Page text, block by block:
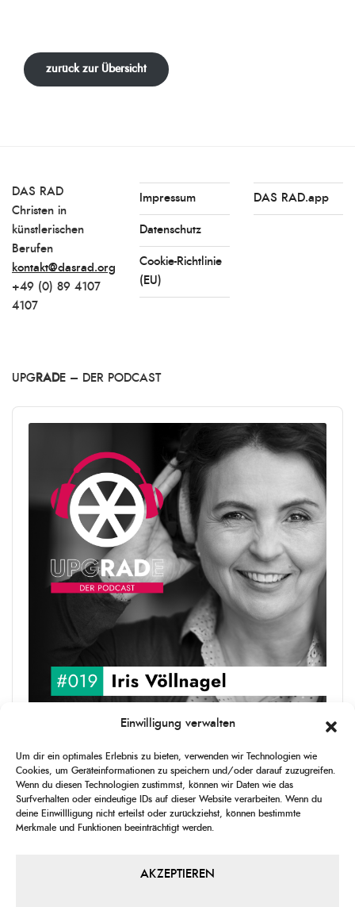
Einwilligung verwalten
Um dir ein optimales Erlebnis zu bieten, verwenden wir Technologien wie
Cookies, um Geräteinformationen zu speichern und/oder darauf zuzugreifen.
Wenn du diesen Technologien zustimmst, können wir Daten wie das
Surfverhalten oder eindeutige IDs auf dieser Website verarbeiten. Wenn du
deine Einwillligung nicht erteilst oder zurückziehst, können bestimmte
Merkmale und Funktionen beeinträchtigt werden.
AKZEPTIEREN
zurück zur Übersicht
DAS RAD
Christen in
künstlerischen
Berufen
kontakt@dasrad.org
+49 (0) 89 4107
4107
Impressum
Datenschutz
Cookie-Richtlinie
(EU)
DAS RAD.app
UPG RADE – DER PODCAST
Audio
Player
Iris Völlnagel hat schon auf unterschiedlichen Kontinenten gelebt
und gearbeitet, spricht mehrere Sprachen und berichtet
leidenschaftlich gerne über das, was sie erlebt – als Journalistin,
[...]
BACKWARD
PAUSE